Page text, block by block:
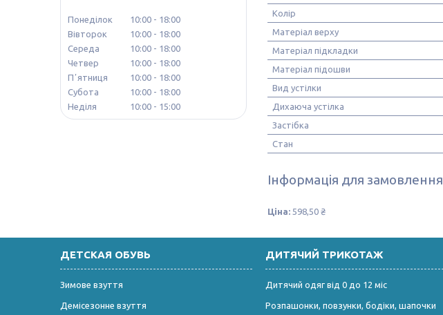
Колір
Матеріал верху
Матеріал підкладки
Матеріал підошви
Вид устілки
Дихаюча устілка
Застібка
Стан
Інформація для замовлення
Ціна: 598,50 ₴
Понеділок 10:00
18:00
Вівторок
10:00
18:00
Середа
10:00
18:00
Четвер
10:00
18:00
Пʼятниця
10:00
18:00
Субота
10:00
18:00
Неділя
10:00 15:00
ДЕТСКАЯ ОБУВЬ
Зимове взуття
Демісезонне взуття
ДИТЯЧИЙ ТРИКОТАЖ
Дитячий одяг від 0 до 12 міс
Розпашонки, повзунки, бодіки, шапочки